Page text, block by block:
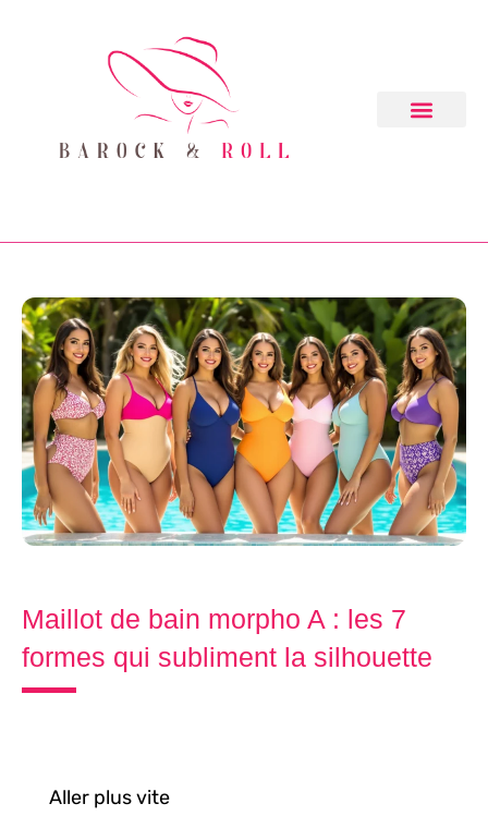
Maillot de bain morpho A : les 7
formes qui subliment la silhouette
Aller plus vite